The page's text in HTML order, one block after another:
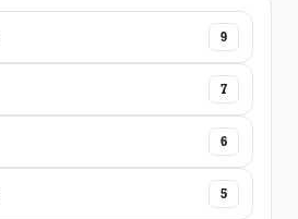
9
7
6
5